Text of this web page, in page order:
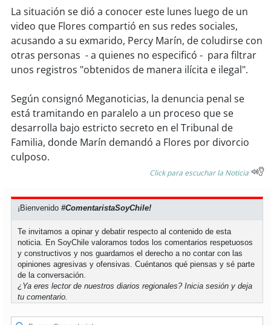
sancarlos
concepción
soycoronel
soy arauco
soyvaldivia
soyosorno
soypuertomontt
soychiloé
La situación se dió a conocer este lunes luego de un
video que Flores compartió en sus redes sociales,
acusando a su exmarido, Percy Marín, de coludirse con
otras personas - a quienes no especificó - para filtrar
unos registros "obtenidos de manera ilícita e ilegal".
Según consignó Meganoticias, la denuncia penal se
está tramitando en paralelo a un proceso que se
desarrolla bajo estricto secreto en el Tribunal de
Familia, donde Marín demandó a Flores por divorcio
culposo.
Click para escuchar la Noticia
¡Bienvenido#ComentaristaSoyChile!
Te invitamos a opinar y debatir respecto al contenido de esta
noticia. En SoyChile valoramos todos los comentarios respetuosos
y constructivos y nos guardamos el derecho a no contar con las
opiniones agresivas y ofensivas. Cuéntanos qué piensas y sé parte
de la conversación.
¿Ya eres lector de nuestros diarios regionales?Inicia sesión y deja
tu comentario.